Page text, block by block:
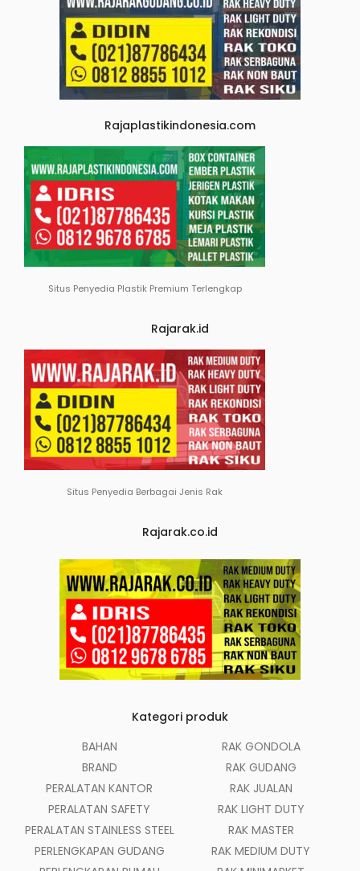
Rajaplastikindonesia.com
Situs Penyedia Plastik Premium Terlengkap
Rajarak.id
Situs Penyedia Berbagai Jenis Rak
Rajarak.co.id
Kategori produk
BAHAN
BRAND
PERALATAN KANTOR
PERALATAN SAFETY
PERALATAN STAINLESS STEEL
PERLENGKAPAN GUDANG
RAK GONDOLA
RAK GUDANG
RAK JUALAN
RAK LIGHT DUTY
RAK MASTER
RAK MEDIUM DUTY